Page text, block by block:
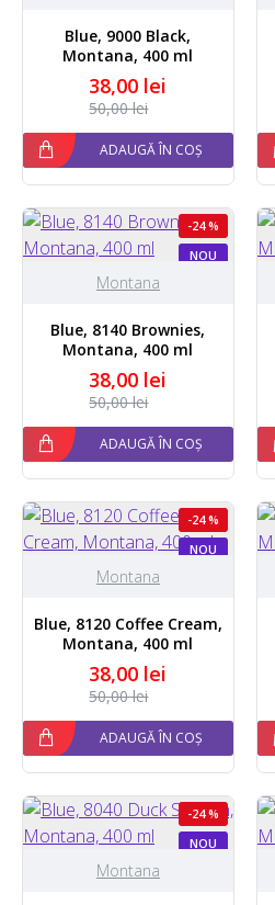
Blue, 9000 Black,
Montana, 400 ml
38,00 lei
50,00 lei
ADAUGĂ ÎN COȘ
NOU
-24 %
Montana
Blue, 8140 Brownies,
Montana, 400 ml
38,00 lei
50,00 lei
ADAUGĂ ÎN COȘ
NOU
-24 %
Montana
Blue, 8120 Coffee Cream,
Montana, 400 ml
38,00 lei
50,00 lei
ADAUGĂ ÎN COȘ
NOU
-24 %
Montana